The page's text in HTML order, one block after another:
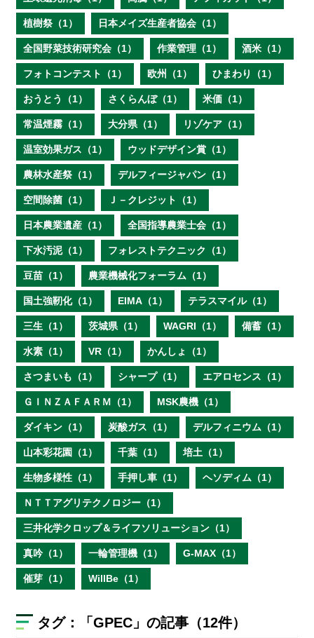
植樹祭（1） 日本メイズ生産者協会（1）
全国野菜技術研究会（1） 作業管理（1） 酒米（1）
フォトコンテスト（1） 欧州（1） ひまわり（1）
おうとう（1） さくらんぼ（1） 米価（1）
常温煙霧（1） 大分県（1） リゾケア（1）
温室効果ガス（1） ウッドデザイン賞（1）
農林水産祭（1） デルフィージャパン（1）
空間除菌（1） Ｊ－クレジット（1）
日本農業遺産（1） 全国指導農業士会（1）
下水汚泥（1） フォレストテクニック（1）
豆苗（1） 農業機械化フォーラム（1）
国土強靭化（1） EIMA（1） テラスマイル（1）
三生（1） 茨城県（1） WAGRI（1） 備蓄（1）
水素（1） VR（1） かんしょ（1）
さつまいも（1） シャープ（1） エアロセンス（1）
ＧＩＮＺＡＦＡＲＭ（1） MSK農機（1）
ダイキン（1） 炭酸ガス（1） デルフィニウム（1）
山本彩花園（1） 千葉（1） 培土（1）
生物多様性（1） 手押し車（1） ヘソディム（1）
ＮＴＴアグリテクノロジー（1）
三井化学クロップ＆ライフソリューション（1）
真吟（1） 一輪管理機（1） G-MAX（1）
催芽（1） WillBe（1）
タグ： 「GPEC」の記事（12件）